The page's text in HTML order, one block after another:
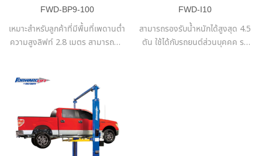
FWD-BP9-100
เหมาะสำหรับลูกค้าที่มีพื้นที่เพดานต่ำ
ความสูงลิฟท์ 2.8 เมตร สามารถติด
FWD-I10
สามารถรองรับน้ำหนักได้สูงสุด 4.5
ตัน ใช้ได้กับรถยนต์ส่วนบุคคค รถ